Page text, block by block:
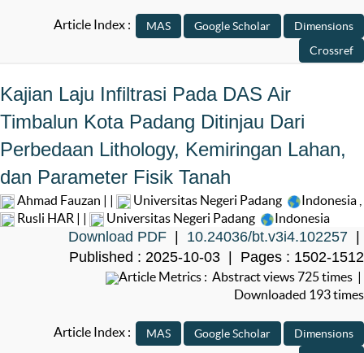
Article Index :
Kajian Laju Infiltrasi Pada DAS Air
Timbalun Kota Padang Ditinjau Dari
Perbedaan Lithology, Kemiringan Lahan,
dan Parameter Fisik Tanah
Ahmad Fauzan | | Universitas Negeri Padang Indonesia
Rusli HAR | |
Universitas Negeri Padang Indonesia
Download PDF 10.24036/bt.v3i4.102257
Published : 2025-10-03 | Pages : 1502-1512
Article Metrics : Abstract views 725 times |
Downloaded 193 times
Article Index :